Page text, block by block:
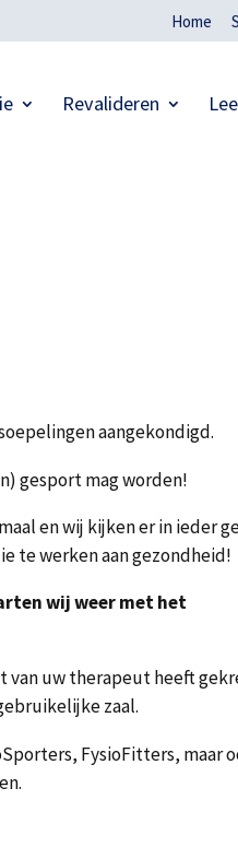
Home
Revalideren
aangekondigd.
gesport mag worden!
en wij kijken er in ieder
te werken aan gezondheid!
wij weer met het
van uw therapeut heeft
zaal.
FysioFitters, maar